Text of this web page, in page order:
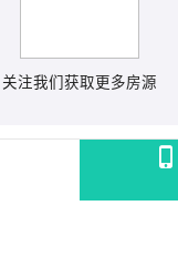
关注我们获取更多房源